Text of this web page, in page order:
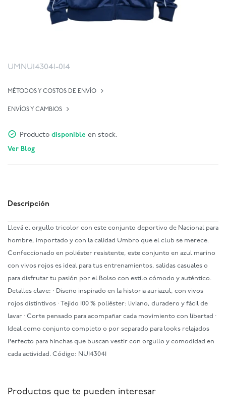
UMNU143041-014
MÉTODOS Y COSTOS DE ENVÍO
ENVÍOS Y CAMBIOS
Producto disponible en stock.
Ver Blog
Descripción
Llevá el orgullo tricolor con este conjunto deportivo de Nacional para
hombre, importado y con la calidad Umbro que el club se merece.
Confeccionado en poliéster resistente, este conjunto en azul marino
con vivos rojos es ideal para tus entrenamientos, salidas casuales o
para disfrutar tu pasión por el Bolso con estilo cómodo y auténtico.
Detalles clave: · Diseño inspirado en la historia auriazul, con vivos
rojos distintivos · Tejido 100 % poliéster: liviano, duradero y fácil de
lavar · Corte pensado para acompañar cada movimiento con libertad ·
Ideal como conjunto completo o por separado para looks relajados
Perfecto para hinchas que buscan vestir con orgullo y comodidad en
cada actividad. Código: NU143041
Productos que te pueden interesar